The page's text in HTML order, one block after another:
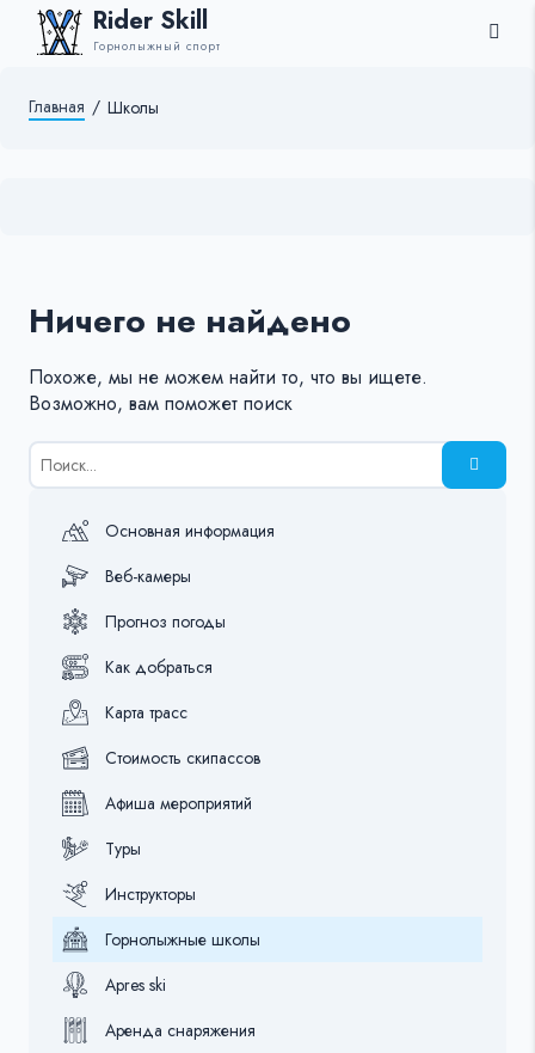
Rider Skill
Горнолыжный спорт
Главная / Школы
Ничего не найдено
Похоже, мы не можем найти то, что вы ищете.
Возможно, вам поможет поиск
Результаты
поиска
Основная информация
Веб-камеры
Прогноз погоды
Как добраться
Карта трасс
Стоимость скипассов
Афиша мероприятий
Туры
Инструкторы
Горнолыжные школы
Apres ski
Аренда снаряжения